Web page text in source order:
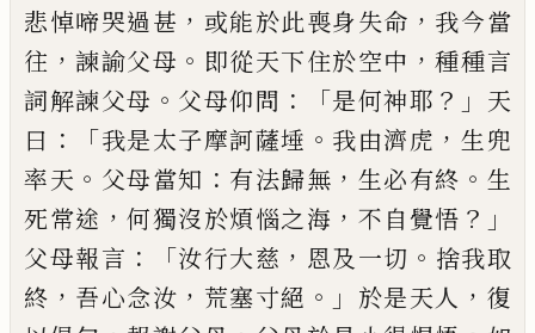
悲悼啼哭過甚 ， 或能於此喪身失命 ， 我今當
往 ，諫諭父母 。 即從天下住於空中 ，種種言
詞解諫父母 。 父母仰問 ：「是何神耶 ？」 天
曰 ：「我是太子摩訶薩埵 。 我由濟虎 ，生兜
率天 。 父母當知 ： 有法歸無 ， 生必有終 。 生
死常途 ，何獨沒於煩惱之海 ， 不自覺悟 ？」
父母報言 ：「汝行大慈 ， 恩及一切 。 捨我取
終 ， 吾心念汝 ， 荒塞寸絕 。」 於是天人 ， 復